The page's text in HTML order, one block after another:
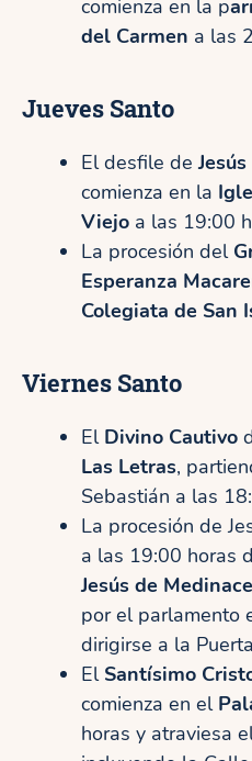
comienza en la p
del Carmen a las
Jueves Santo
El desfile de
comienza en la
Viejo a las 19:00
La procesión del
Esperanza
Colegiata de San
Viernes Santo
ElDivino Cautivo
Las Letras,
Sebastián a las
La procesión de
a las 19:00 horas
Jesús de
por el parlamento
dirigirse a la
El Santísimo
comienza en el
horas y atraviesa